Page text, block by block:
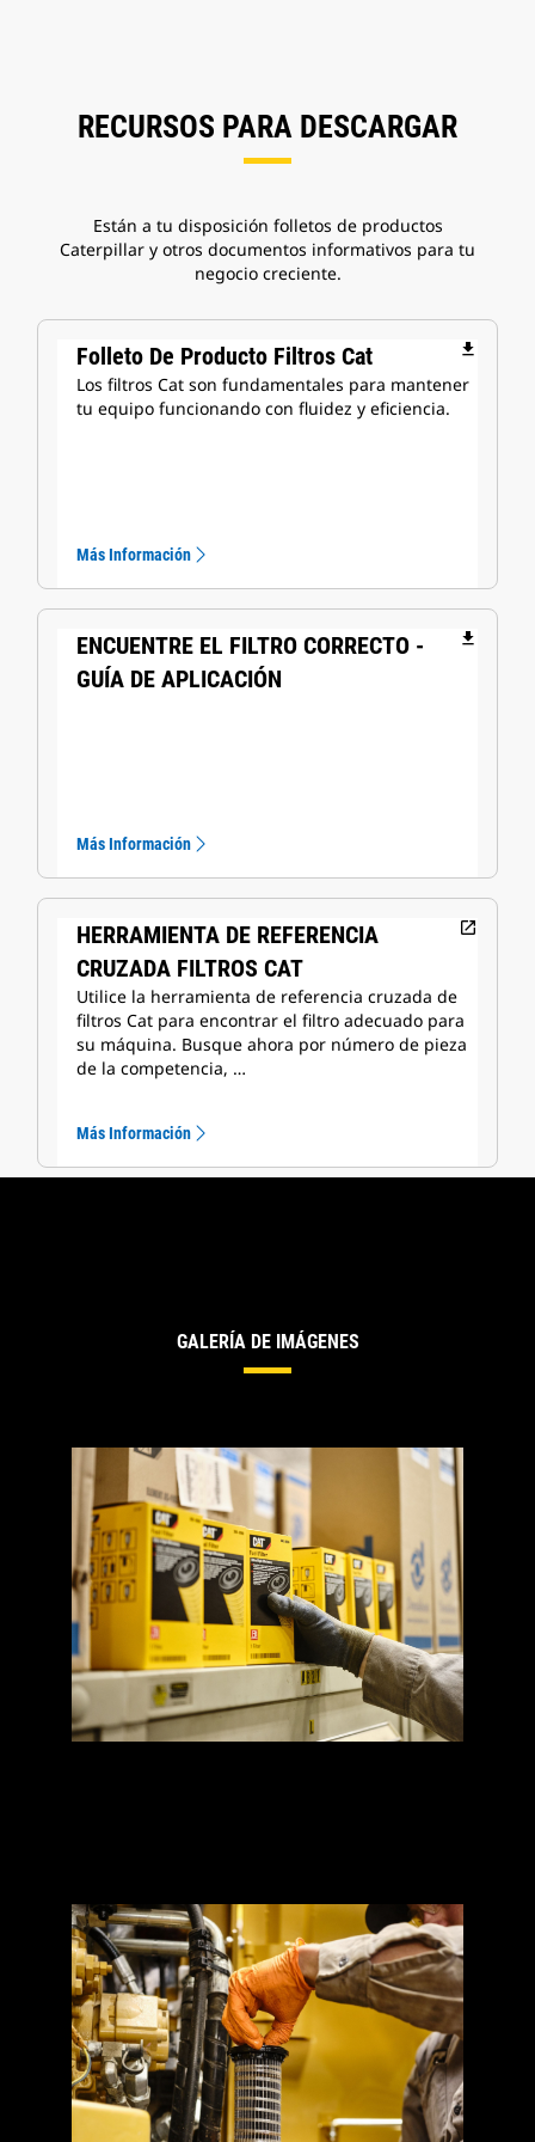
RECURSOS PARA DESCARGAR
Están a tu disposición folletos de productos
Caterpillar y otros documentos informativos para tu
negocio creciente.
Folleto De Producto Filtros Cat file_download
Los filtros Cat son fundamentales para mantener
tu equipo funcionando con fluidez y eficiencia.
Más Información
ENCUENTRE EL FILTRO CORRECTO -
GUÍA DE APLICACIÓN
file_download
Más Información
HERRAMIENTA DE REFERENCIA
CRUZADA FILTROS CAT
open_in_new
Utilice la herramienta de referencia cruzada de
filtros Cat para encontrar el filtro adecuado para
su máquina. Busque ahora por número de pieza
de la competencia, …
Más Información
GALERÍA DE IMÁGENES